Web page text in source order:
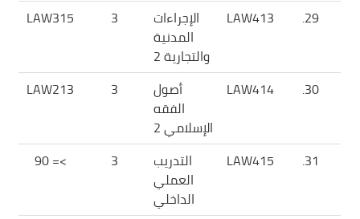
29.
LAW413
الإجراءات
المدنية
والتجارية 2
3
LAW315
30.
LAW414
أصول
الفقه
الإسلامي 2
3
LAW213
31.
LAW415
التدريب
العملي
الداخلي
3
>= 90